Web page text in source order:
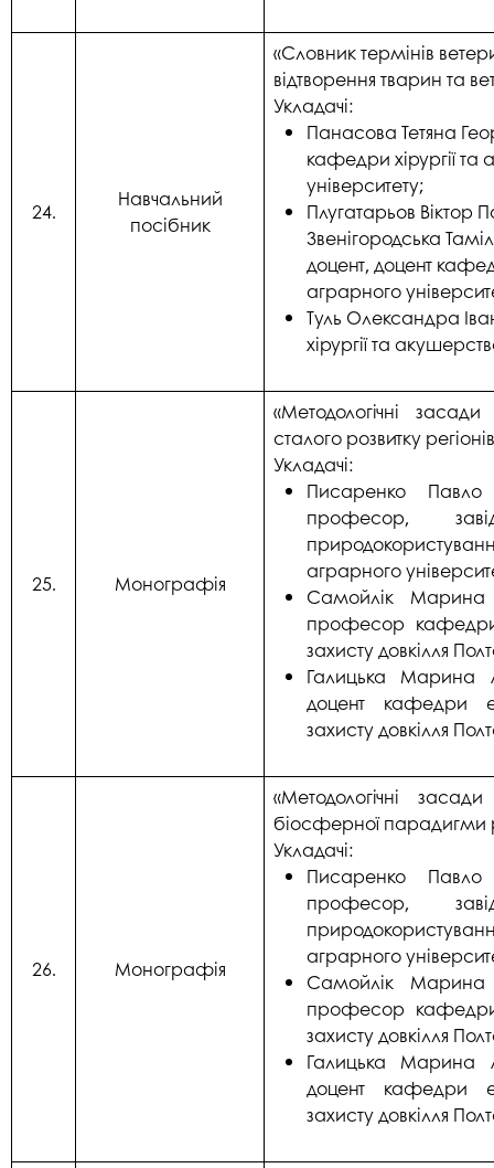
24.
Навчальний
посібник
«Словник термінів
відтворення тварин та
Укладачі:
Панасова Тетяна
кафедри хірургії
університету;
Плугатарьов Віктор
Звенігородська
доцент, доцент
аграрного
Туль Олександра
хірургії та
25. Монографія
«Методологічні
сталого розвитку
Укладачі:
Писаренко Павло
професор,
аграрного
Самойлік Марина
професор кафедри
захисту довкілля
Галицька Марина
доцент кафедри
захисту довкілля
26. Монографія
«Методологічні
біосферної парадигми
Укладачі:
Писаренко Павло
професор,
аграрного
Самойлік Марина
професор кафедри
захисту довкілля
Галицька Марина
доцент кафедри
захисту довкілля